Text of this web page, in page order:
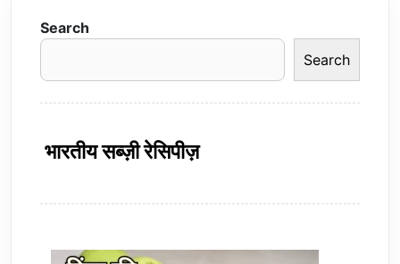
Search
Search
भारतीय सब्ज़ी रेसिपीज़